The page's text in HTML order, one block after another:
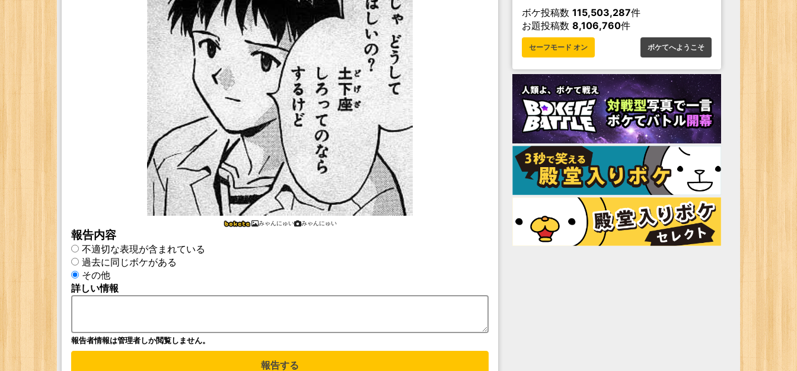
みゃんにゅい みゃんにゅい
報告内容
不適切な表現が含まれている
過去に同じボケがある
その他
詳しい情報
報告者情報は管理者しか閲覧しません。
報告する
ボケ投稿数 115,503,287件
お題投稿数 8,106,760件
セーフモード オン ボケてへようこそ